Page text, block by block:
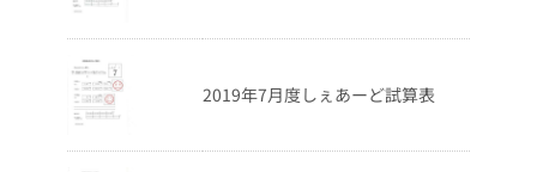
2019年7月度しぇあーど試算表